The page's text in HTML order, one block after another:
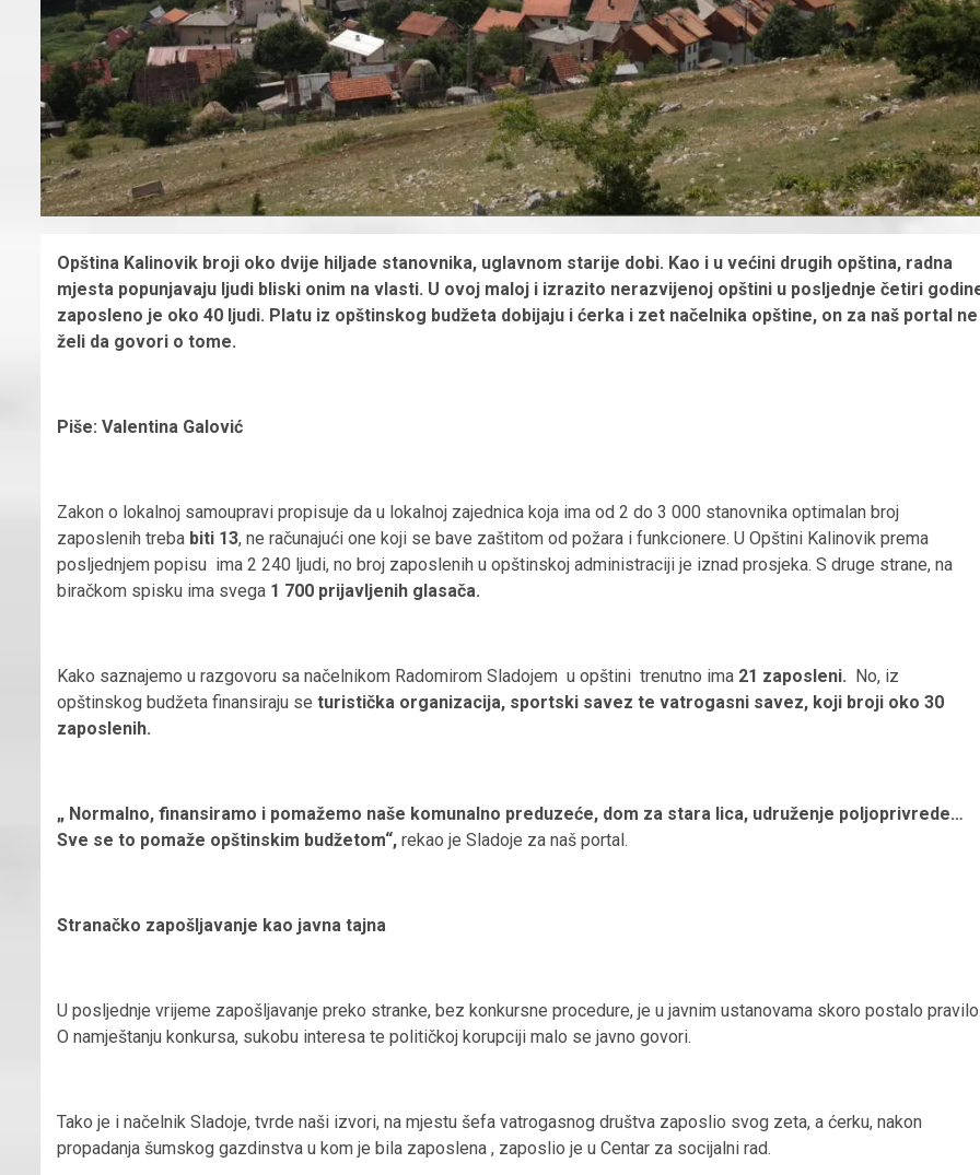
Opština Kalinovik broji oko dvije hiljade stanovnika, uglavnom starije dobi. Kao i u većini drugih opština, radna
mjesta popunjavaju ljudi bliski onim na vlasti. U ovoj maloj i izrazito nerazvijenoj opštini u posljednje četiri
zaposleno je oko 40 ljudi. Platu iz opštinskog budžeta dobijaju i ćerka i zet načelnika opštine, on za naš portal ne
želi da govori o tome.
Piše: Valentina Galović
Zakon o lokalnoj samoupravi propisuje da u lokalnoj zajednica koja ima od 2 do 3 000 stanovnika optimalan broj
zaposlenih treba biti 13, ne računajući one koji se bave zaštitom od požara i funkcionere. U Opštini Kalinovik prema
posljednjem popisu ima 2 240 ljudi, no broj zaposlenih u opštinskoj administraciji je iznad prosjeka. S druge strane, na
biračkom spisku ima svega 1 700 prijavljenih glasača.
Kako saznajemo u razgovoru sa načelnikom Radomirom Sladojem u opštini trenutno ima 21 zaposleni.
No, iz
opštinskog budžeta finansiraju se turistička organizacija, sportski savez te vatrogasni savez, koji broji oko 30
zaposlenih.
„ Normalno, finansiramo i pomažemo naše komunalno preduzeće, dom za stara lica, udruženje poljoprivrede…
Sve se to pomaže opštinskim budžetom“, rekao je Sladoje za naš portal.
Stranačko zapošljavanje kao javna tajna
U posljednje vrijeme zapošljavanje preko stranke, bez konkursne procedure, je u javnim ustanovama skoro postalo
O namještanju konkursa, sukobu interesa te političkoj korupciji malo se javno govori.
Tako je i načelnik Sladoje, tvrde naši izvori, na mjestu šefa vatrogasnog društva zaposlio svog zeta, a ćerku, nakon
propadanja šumskog gazdinstva u kom je bila zaposlena , zaposlio je u Centar za socijalni rad.